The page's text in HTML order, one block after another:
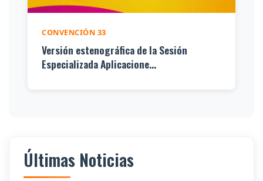
CONVENCIÓN 33
Versión estenográfica de la Sesión
Especializada Aplicacione...
Últimas Noticias